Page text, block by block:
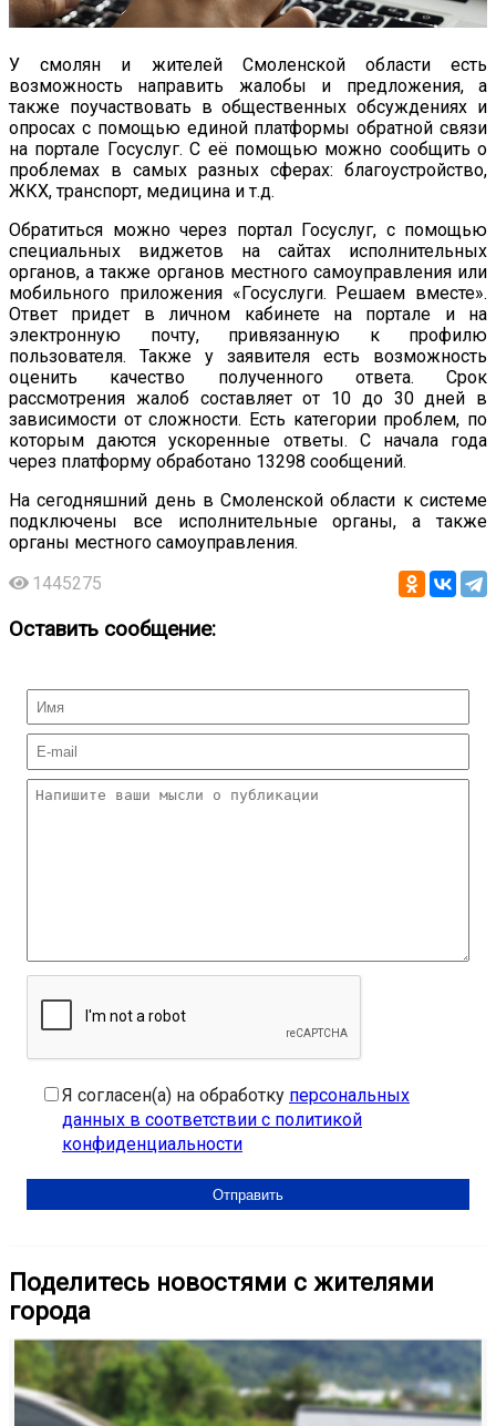
У смолян и жителей Смоленской области есть
возможность направить жалобы и предложения, а
также поучаствовать в общественных обсуждениях и
опросах с помощью единой платформы обратной связи
на портале Госуслуг. С её помощью можно сообщить о
проблемах в самых разных сферах: благоустройство,
ЖКХ, транспорт, медицина и т.д.
Обратиться можно через портал Госуслуг, с помощью
специальных виджетов на сайтах исполнительных
органов, а также органов местного самоуправления или
мобильного приложения «Госуслуги. Решаем вместе».
Ответ придет в личном кабинете на портале и на
электронную почту, привязанную к профилю
пользователя. Также у заявителя есть возможность
оценить качество полученного ответа. Срок
рассмотрения жалоб составляет от 10 до 30 дней в
зависимости от сложности. Есть категории проблем, по
которым даются ускоренные ответы. С начала года
через платформу обработано 13298 сообщений.
На сегодняшний день в Смоленской области к системе
подключены все исполнительные органы, а также
органы местного самоуправления.
1445275
Оставить сообщение:
Я согласен(а) на обработку персональных
данных в соответствии с политикой
конфиденциальности
Поделитесь новостями с жителями
города